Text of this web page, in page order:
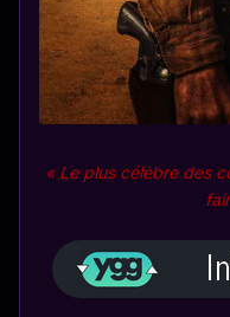
« Le plus célèbre des